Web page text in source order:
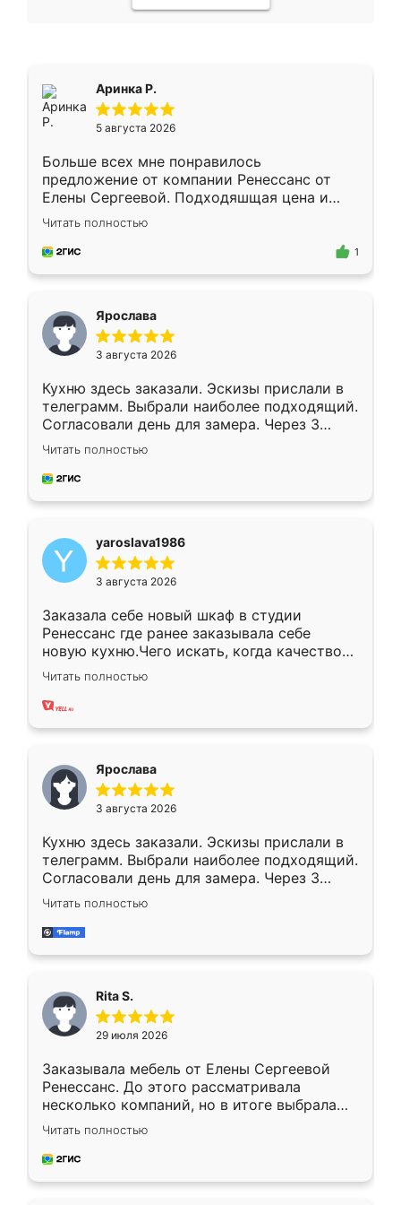
Аринка Р.
5 августа 2026
Больше всех мне понравилось
предложение от компании Ренессанс от
Елены Сергеевой. Подходяшщая цена и
короткие сроки изготовления. Приехавший
для замера сотрудник Владислав
предложил по моему эскизу самый
Читать полностью
1
Ярослава
3 августа 2026
Кухню здесь заказали. Эскизы прислали в
телеграмм. Выбрали наиболее подходящий.
Согласовали день для замера. Через 3
недели кухня была уже готова. Остались
довольны работой. Спасибо Ренессанс
мебель за качественную работу!
Читать полностью
yaroslava1986
3 августа 2026
Заказала себе новый шкаф в студии
Ренессанс где ранее заказывала себе
новую кухню.Чего искать, когда качеством
вполне довольна. Служит кухня уже почти
два года, нареканий нет.
Читать полностью
Ярослава
3 августа 2026
Кухню здесь заказали. Эскизы прислали в
телеграмм. Выбрали наиболее подходящий.
Согласовали день для замера. Через 3
недели кухня была уже готова. Остались
довольны работой. Спасибо Ренессанс
мебель за качественную работу!
Читать полностью
Rita S.
29 июля 2026
Заказывала мебель от Елены Сергеевой
Ренессанс. До этого рассматривала
несколько компаний, но в итоге выбрала
эту. Сначала обговорили условия, потом
приехал замерщик, всё спокойно объяснил
и снял размеры. Изготовили в срок, с
Читать полностью